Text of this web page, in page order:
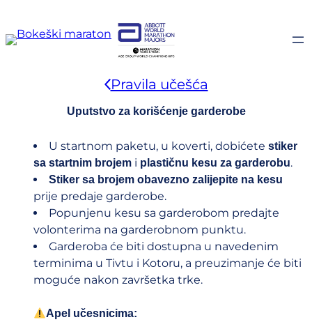
na
sadržaj
Pravila učešća
Uputstvo za korišćenje garderobe
U startnom paketu, u koverti, dobićete stiker
sa startnim brojem i plastičnu kesu za garderobu.
Stiker sa brojem obavezno zalijepite na kesu
prije predaje garderobe.
Popunjenu kesu sa garderobom predajte
volonterima na garderobnom punktu.
Garderoba će biti dostupna u navedenim
terminima u Tivtu i Kotoru, a preuzimanje će biti
moguće nakon završetka trke.
Apel učesnicima: